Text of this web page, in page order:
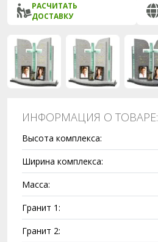
РАСЧИТАТЬ
ДОСТАВКУ
ИНФОРМАЦИЯ О ТОВАРЕ:
Высота комплекса:
Ширина комплекса:
Масса:
Гранит 1:
Гранит 2: